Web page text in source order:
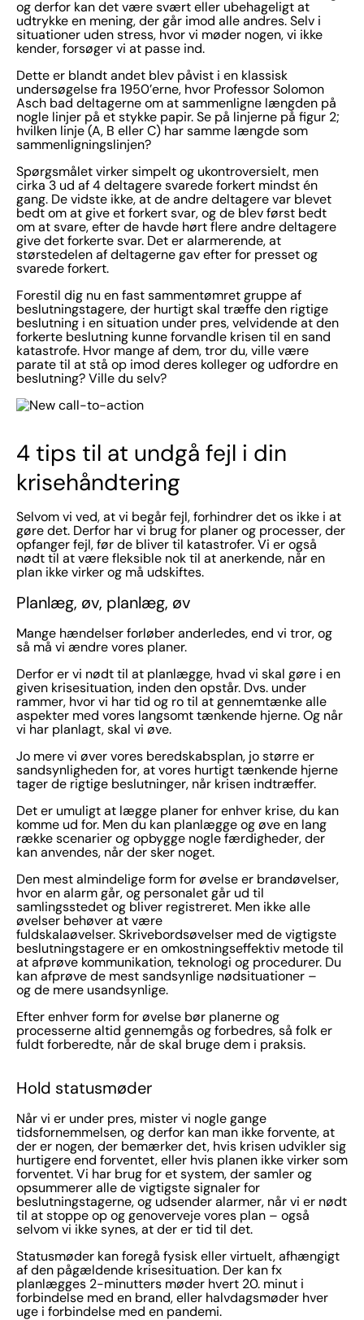
og derfor kan det være svært eller ubehageligt at
udtrykke en mening, der går imod alle andres. Selv i
situationer uden stress, hvor vi møder nogen, vi ikke
kender, forsøger vi at passe ind.
Dette er blandt andet blev påvist i en klassisk
undersøgelse fra 1950’erne, hvor Professor Solomon
Asch bad deltagerne om at sammenligne længden på
nogle linjer på et stykke papir. Se på linjerne på figur 2;
hvilken linje (A, B eller C) har samme længde som
sammenligningslinjen?
Spørgsmålet virker simpelt og ukontroversielt, men
cirka 3 ud af 4 deltagere svarede forkert mindst én
gang. De vidste ikke, at de andre deltagere var blevet
bedt om at give et forkert svar, og de blev først bedt
om at svare, efter de havde hørt flere andre deltagere
give det forkerte svar. Det er alarmerende, at
størstedelen af deltagerne gav efter for presset og
svarede forkert.
Forestil dig nu en fast sammentømret gruppe af
beslutningstagere, der hurtigt skal træffe den rigtige
beslutning i en situation under pres, velvidende at den
forkerte beslutning kunne forvandle krisen til en sand
katastrofe. Hvor mange af dem, tror du, ville være
parate til at stå op imod deres kolleger og udfordre en
beslutning? Ville du selv?
4 tips til at undgå fejl i din
krisehåndtering
Selvom vi ved, at vi begår fejl, forhindrer det os ikke i at
gøre det. Derfor har vi brug for planer og processer, der
opfanger fejl, før de bliver til katastrofer. Vi er også
nødt til at være fleksible nok til at anerkende, når en
plan ikke virker og må udskiftes.
Planlæg, øv, planlæg, øv
Mange hændelser forløber anderledes, end vi tror, og
så må vi ændre vores planer.
Derfor er vi nødt til at planlægge, hvad vi skal gøre i en
given krisesituation, inden den opstår. Dvs. under
rammer, hvor vi har tid og ro til at gennemtænke alle
aspekter med vores langsomt tænkende hjerne. Og når
vi har planlagt, skal vi øve.
Jo mere vi øver vores beredskabsplan, jo større er
sandsynligheden for, at vores hurtigt tænkende hjerne
tager de rigtige beslutninger, når krisen indtræffer.
Det er umuligt at lægge planer for enhver krise, du kan
komme ud for. Men du kan planlægge og øve en lang
række scenarier og opbygge nogle færdigheder, der
kan anvendes, når der sker noget.
Den mest almindelige form for øvelse er brandøvelser,
hvor en alarm går, og personalet går ud til
samlingsstedet og bliver registreret. Men ikke alle
øvelser behøver at være
fuldskalaøvelser. Skrivebordsøvelser med de vigtigste
beslutningstagere er en omkostningseffektiv metode til
at afprøve kommunikation, teknologi og procedurer. Du
kan afprøve de mest sandsynlige nødsituationer –
og de mere usandsynlige.
Efter enhver form for øvelse bør planerne og
processerne altid gennemgås og forbedres, så folk er
fuldt forberedte, når de skal bruge dem i praksis.
Hold statusmøder
Når vi er under pres, mister vi nogle gange
tidsfornemmelsen, og derfor kan man ikke forvente, at
der er nogen, der bemærker det, hvis krisen udvikler sig
hurtigere end forventet, eller hvis planen ikke virker som
forventet. Vi har brug for et system, der samler og
opsummerer alle de vigtigste signaler for
beslutningstagerne, og udsender alarmer, når vi er nødt
til at stoppe op og genoverveje vores plan – også
selvom vi ikke synes, at der er tid til det.
Statusmøder kan foregå fysisk eller virtuelt, afhængigt
af den pågældende krisesituation. Der kan fx
planlægges 2-minutters møder hvert 20. minut i
forbindelse med en brand, eller halvdagsmøder hver
uge i forbindelse med en pandemi.